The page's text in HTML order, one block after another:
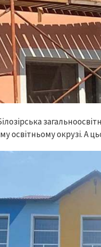
освітньому окрузі. А